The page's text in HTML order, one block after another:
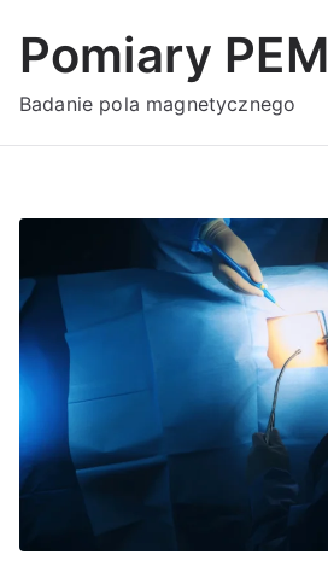
Pomiary PEM
Badanie pola magnetycznego